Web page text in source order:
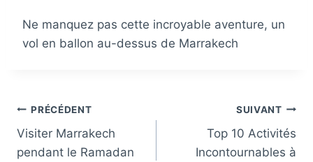
Ne manquez pas cette incroyable aventure, un
vol en ballon au-dessus de Marrakech
Navigation
de
PRÉCÉDENT
Visiter Marrakech
pendant le Ramadan
SUIVANT
Top 10 Activités
Incontournables à